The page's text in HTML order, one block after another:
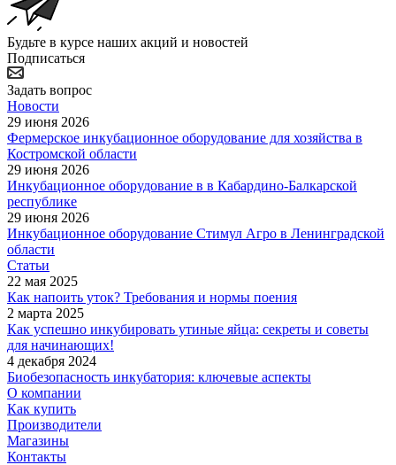
Будьте в курсе наших акций и новостей
Подписаться
Задать вопрос
Новости
29 июня 2026
Фермерское инкубационное оборудование для хозяйства в
Костромской области
29 июня 2026
Инкубационное оборудование в в Кабардино-Балкарской
республике
29 июня 2026
Инкубационное оборудование Стимул Агро в Ленинградской
области
Статьи
22 мая 2025
Как напоить уток? Требования и нормы поения
2 марта 2025
Как успешно инкубировать утиные яйца: секреты и советы
для начинающих!
4 декабря 2024
Биобезопасность инкубатория: ключевые аспекты
О компании
Как купить
Производители
Магазины
Контакты